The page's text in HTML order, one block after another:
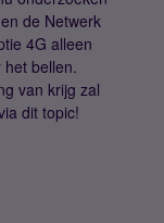
de Netwerk
4G alleen
bellen.
van krijg zal
dit topic!